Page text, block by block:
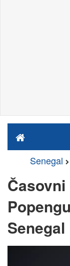
Senegal
Senegal